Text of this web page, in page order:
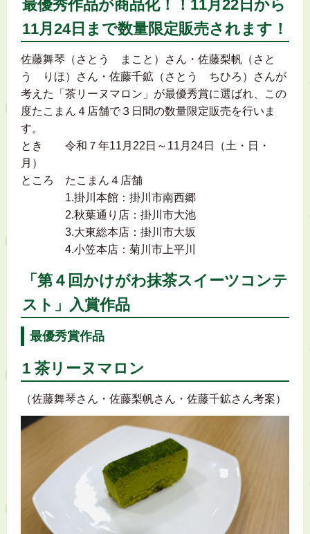
最優秀作品が商品化！！11月22日から
11月24日まで数量限定販売されます！
佐藤舞琴（さとう まこと）さん・佐藤梨帆（さと
う りほ）さん・佐藤千鉱（さとう ちひろ）さんが
考えた「茶リーヌマロン」が最優秀賞に選ばれ、この
度たこまん４店舗で３日間の数量限定販売を行いま
す。
とき 令和７年11月22日～11月24日（土・日・
月）
ところ たこまん４店舗
1.掛川本館：掛川市南西郷
2.秋葉通り店：掛川市大池
3.大東総本店：掛川市大坂
4.小笠本店：菊川市上平川
「第４回かけがわ抹茶スイーツコンテ
スト」入賞作品
最優秀賞作品
1 茶リーヌマロン
（佐藤舞琴さん・佐藤梨帆さん・佐藤千鉱さん考案）